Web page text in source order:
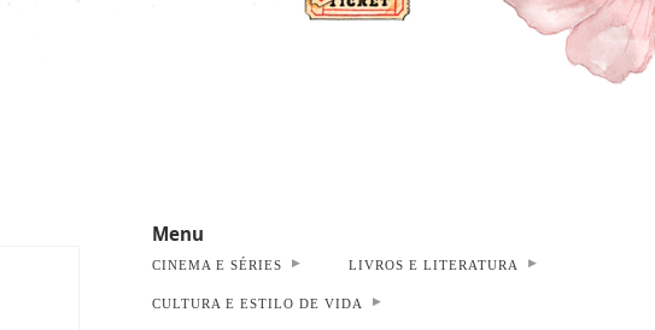
Menu
CINEMA E SÉRIES LIVROS E LITERATURA
CULTURA E ESTILO DE VIDA